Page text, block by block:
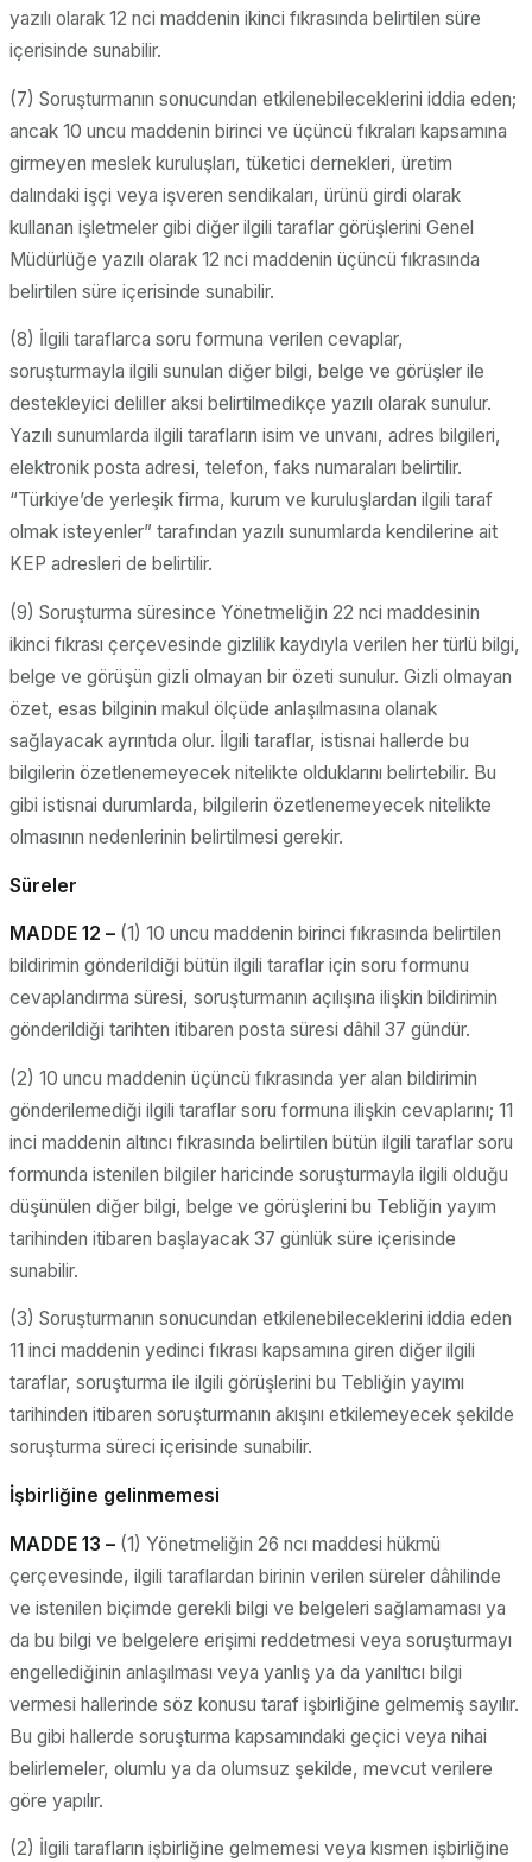
yazılı olarak 12 nci maddenin ikinci fıkrasında belirtilen süre
içerisinde sunabilir.
(7) Soruşturmanın sonucundan etkilenebileceklerini iddia eden;
ancak 10 uncu maddenin birinci ve üçüncü fıkraları kapsamına
girmeyen meslek kuruluşları, tüketici dernekleri, üretim
dalındaki işçi veya işveren sendikaları, ürünü girdi olarak
kullanan işletmeler gibi diğer ilgili taraflar görüşlerini Genel
Müdürlüğe yazılı olarak 12 nci maddenin üçüncü fıkrasında
belirtilen süre içerisinde sunabilir.
(8) İlgili taraflarca soru formuna verilen cevaplar,
soruşturmayla ilgili sunulan diğer bilgi, belge ve görüşler ile
destekleyici deliller aksi belirtilmedikçe yazılı olarak sunulur.
Yazılı sunumlarda ilgili tarafların isim ve unvanı, adres bilgileri,
elektronik posta adresi, telefon, faks numaraları belirtilir.
“Türkiye’de yerleşik firma, kurum ve kuruluşlardan ilgili taraf
olmak isteyenler” tarafından yazılı sunumlarda kendilerine ait
KEP adresleri de belirtilir.
(9) Soruşturma süresince Yönetmeliğin 22 nci maddesinin
ikinci fıkrası çerçevesinde gizlilik kaydıyla verilen her türlü bilgi,
belge ve görüşün gizli olmayan bir özeti sunulur. Gizli olmayan
özet, esas bilginin makul ölçüde anlaşılmasına olanak
sağlayacak ayrıntıda olur. İlgili taraflar, istisnai hallerde bu
bilgilerin özetlenemeyecek nitelikte olduklarını belirtebilir. Bu
gibi istisnai durumlarda, bilgilerin özetlenemeyecek nitelikte
olmasının nedenlerinin belirtilmesi gerekir.
Süreler
MADDE 12 – (1) 10 uncu maddenin birinci fıkrasında belirtilen
bildirimin gönderildiği bütün ilgili taraflar için soru formunu
cevaplandırma süresi, soruşturmanın açılışına ilişkin bildirimin
gönderildiği tarihten itibaren posta süresi dâhil 37 gündür.
(2) 10 uncu maddenin üçüncü fıkrasında yer alan bildirimin
gönderilemediği ilgili taraflar soru formuna ilişkin cevaplarını; 11
inci maddenin altıncı fıkrasında belirtilen bütün ilgili taraflar soru
formunda istenilen bilgiler haricinde soruşturmayla ilgili olduğu
düşünülen diğer bilgi, belge ve görüşlerini bu Tebliğin yayım
tarihinden itibaren başlayacak 37 günlük süre içerisinde
sunabilir.
(3) Soruşturmanın sonucundan etkilenebileceklerini iddia eden
11 inci maddenin yedinci fıkrası kapsamına giren diğer ilgili
taraflar, soruşturma ile ilgili görüşlerini bu Tebliğin yayımı
tarihinden itibaren soruşturmanın akışını etkilemeyecek şekilde
soruşturma süreci içerisinde sunabilir.
İşbirliğine gelinmemesi
MADDE 13 – (1) Yönetmeliğin 26 ncı maddesi hükmü
çerçevesinde, ilgili taraflardan birinin verilen süreler dâhilinde
ve istenilen biçimde gerekli bilgi ve belgeleri sağlamaması ya
da bu bilgi ve belgelere erişimi reddetmesi veya soruşturmayı
engellediğinin anlaşılması veya yanlış ya da yanıltıcı bilgi
vermesi hallerinde söz konusu taraf işbirliğine gelmemiş sayılır.
Bu gibi hallerde soruşturma kapsamındaki geçici veya nihai
belirlemeler, olumlu ya da olumsuz şekilde, mevcut verilere
göre yapılır.
(2) İlgili tarafların işbirliğine gelmemesi veya kısmen işbirliğine